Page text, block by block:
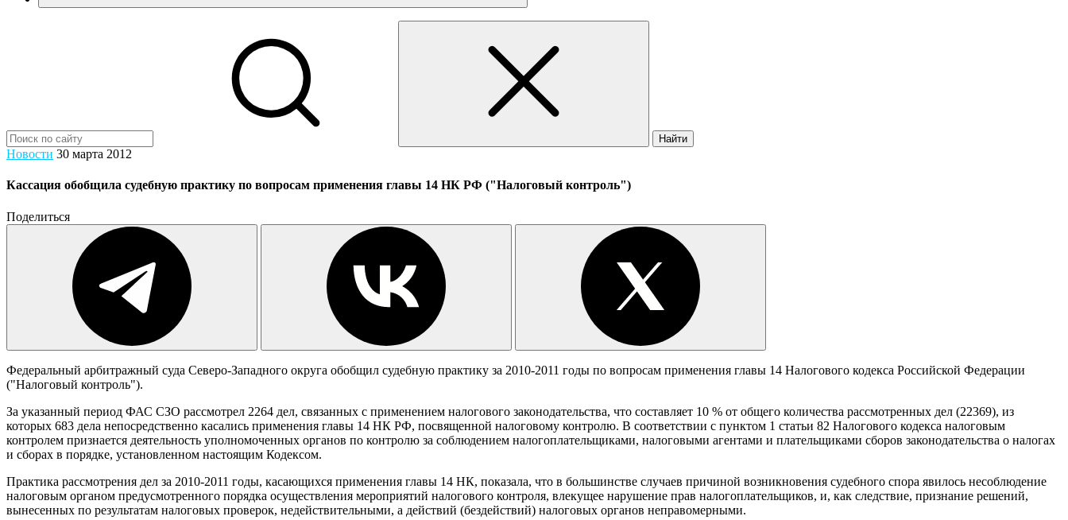
Найти
Новости 30 марта 2012
Кассация обобщила судебную практику по вопросам применения главы 14 НК РФ ("Налоговый контроль")
Поделиться
Федеральный арбитражный суда Северо-Западного округа обобщил судебную практику за 2010-2011 годы по вопросам применения главы 14 Налогового кодекса Российской Федерации
("Налоговый контроль").
За указанный период ФАС СЗО рассмотрел 2264 дел, связанных с применением налогового законодательства, что составляет 10 % от общего количества рассмотренных дел (22369), из
которых 683 дела непосредственно касались применения главы 14 НК РФ, посвященной налоговому контролю. В соответствии с пунктом 1 статьи 82 Налогового кодекса налоговым
контролем признается деятельность уполномоченных органов по контролю за соблюдением налогоплательщиками, налоговыми агентами и плательщиками сборов законодательства о налогах
и сборах в порядке, установленном настоящим Кодексом.
Практика рассмотрения дел за 2010-2011 годы, касающихся применения главы 14 НК, показала, что в большинстве случаев причиной возникновения судебного спора явилось несоблюдение
налоговым органом предусмотренного порядка осуществления мероприятий налогового контроля, влекущее нарушение прав налогоплательщиков, и, как следствие, признание решений,
вынесенных по результатам налоговых проверок, недействительными, а действий (бездействий) налоговых органов неправомерными.